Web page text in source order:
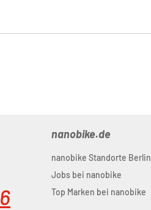
nanobike.de
nanobike Standorte Berlin
Jobs bei nanobike
Top Marken bei nanobike